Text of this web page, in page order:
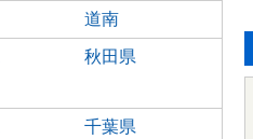
道南
秋田県
千葉県